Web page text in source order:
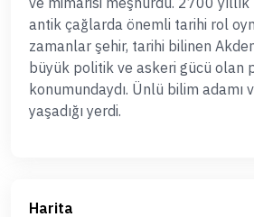
antik çağlarda önemli tarihi rol
zamanlar şehir, tarihi bilinen
büyük politik ve askeri gücü olan
konumundaydı. Ünlü bilim adamı
yaşadığı yerdi.
Harita